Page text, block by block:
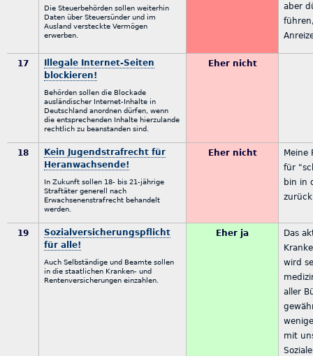
Die Steuerbehörden sollen weiterhin
Daten über Steuersünder und im
Ausland versteckte Vermögen
erwerben.
aber
17
Illegale Internet-Seiten
blockieren!
Behörden sollen die Blockade
ausländischer Internet-Inhalte in
Deutschland anordnen dürfen, wenn
die entsprechenden Inhalte hierzulande
rechtlich zu beanstanden sind.
Eher nicht
18
Kein Jugendstrafrecht für
Heranwachsende!
In Zukunft sollen 18- bis 21-jährige
Straftäter generell nach
Erwachsenenstrafrecht behandelt
werden.
Eher nicht
Meine
für
bin in
19
Sozialversicherungspflicht
für alle!
Auch Selbständige und Beamte sollen
in die staatlichen Kranken- und
Rentenversicherungen einzahlen.
Eher ja
Das
wird
aller
mit